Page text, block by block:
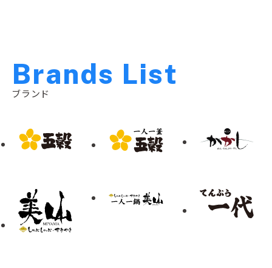
Brands List
ブランド